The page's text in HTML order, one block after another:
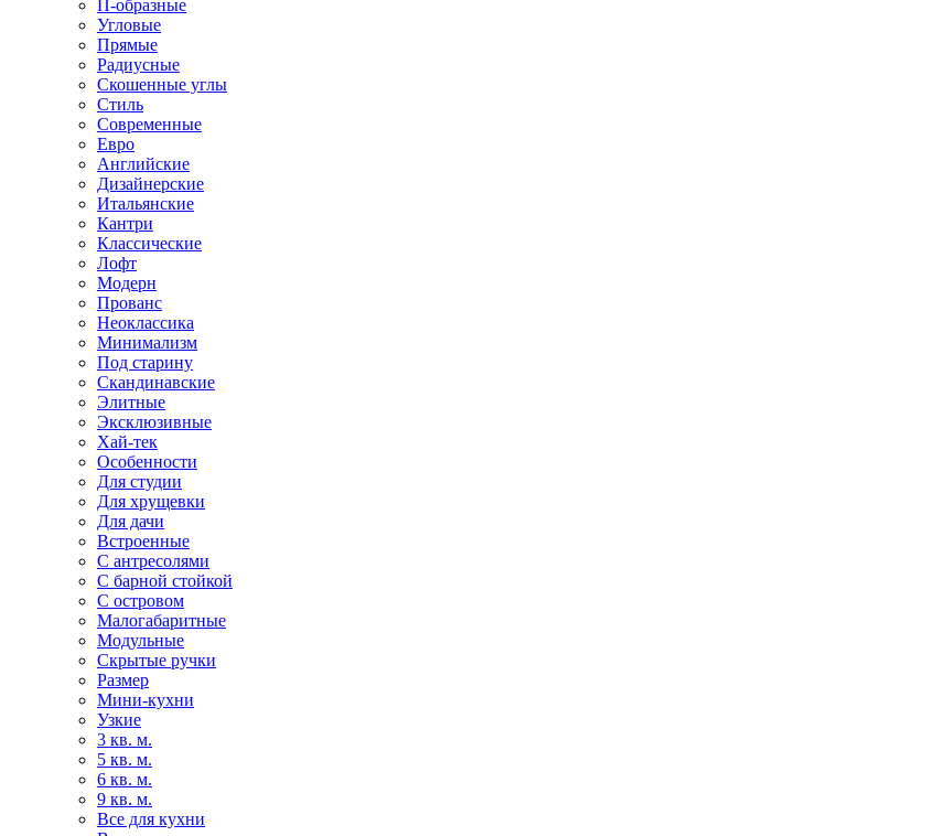
П-образные
Угловые
Прямые
Радиусные
Скошенные углы
Стиль
Современные
Евро
Английские
Дизайнерские
Итальянские
Кантри
Классические
Лофт
Модерн
Прованс
Неоклассика
Минимализм
Под старину
Скандинавские
Элитные
Эксклюзивные
Хай-тек
Особенности
Для студии
Для хрущевки
Для дачи
Встроенные
С антресолями
С барной стойкой
С островом
Малогабаритные
Модульные
Скрытые ручки
Размер
Мини-кухни
Узкие
3 кв. м.
5 кв. м.
6 кв. м.
9 кв. м.
Все для кухни